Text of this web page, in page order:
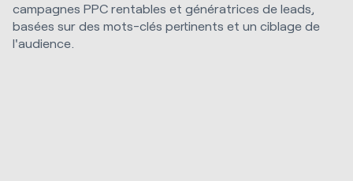
campagnes PPC rentables et génératrices de leads,
basées sur des mots-clés pertinents et un ciblage de
l'audience.